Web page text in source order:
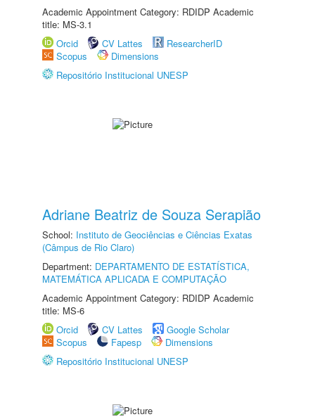
Academic Appointment Category: RDIDP Academic
title: MS-3.1
Orcid
CV Lattes
ResearcherID
Scopus
Dimensions
Repositório Institucional UNESP
Adriane Beatriz de Souza Serapião
School: Instituto de Geociências e Ciências Exatas
(Câmpus de Rio Claro)
Department: DEPARTAMENTO DE ESTATÍSTICA,
MATEMÁTICA APLICADA E COMPUTAÇÃO
Academic Appointment Category: RDIDP Academic
title: MS-6
Orcid
CV Lattes
Google Scholar
Scopus
Fapesp
Dimensions
Repositório Institucional UNESP